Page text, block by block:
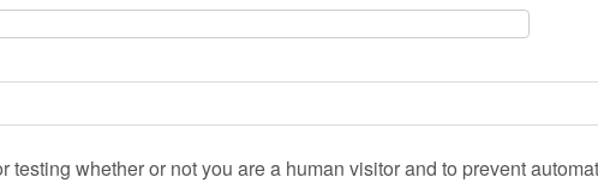
testing whether or not you are a human visitor and to prevent